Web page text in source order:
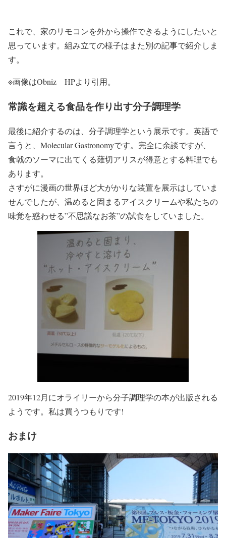
これで、家のリモコンを外から操作できるようにしたいと
思っています。組み立ての様子はまた別の記事で紹介しま
す。
※画像はObniz HPより引用。
常識を超える食品を作り出す分子調理学
最後に紹介するのは、分子調理学という展示です。英語で
言うと、Molecular Gastronomyです。完全に余談ですが、
食戟のソーマに出てくる薙切アリスが得意とする料理でも
あります。
さすがに漫画の世界ほど大がかりな装置を展示はしていま
せんでしたが、温めると固まるアイスクリームや私たちの
味覚を惑わせる”不思議なお茶”の試食をしていました。
2019年12月にオライリーから分子調理学の本が出版される
ようです。私は買うつもりです!
おまけ